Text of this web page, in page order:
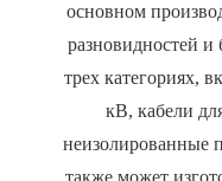
основном
разновидностей
трех категориях,
кВ, кабели
неизолированные